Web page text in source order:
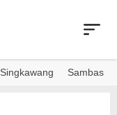
Singkawang Sambas